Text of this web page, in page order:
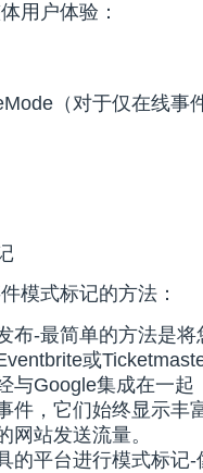
用户体验：
（对于仅在线事
模式标记的方法：
布-最简单的方法是
或
与Google集成在一
件，它们始终显示丰
网站发送流量。
的平台进行模式标记-